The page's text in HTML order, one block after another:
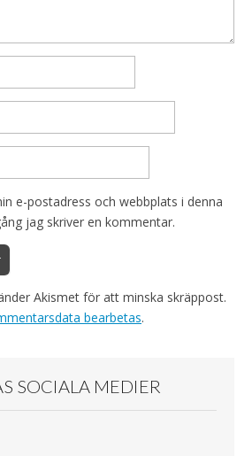
e-postadress och webbplats i denna
jag skriver en kommentar.
Akismet för att minska skräppost.
bearbetas.
SOCIALA MEDIER